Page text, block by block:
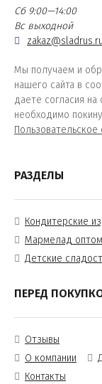
Сб 9:00—14:00
Вс выходной
zakaz@sladrus.ru
Мы получаем и
нашего сайта в
даете согласия
необходимо
Пользовательское
РАЗДЕЛЫ
Кондитерские
Мармелад оптом
Детские
ПЕРЕД
Отзывы
О компании
Контакты